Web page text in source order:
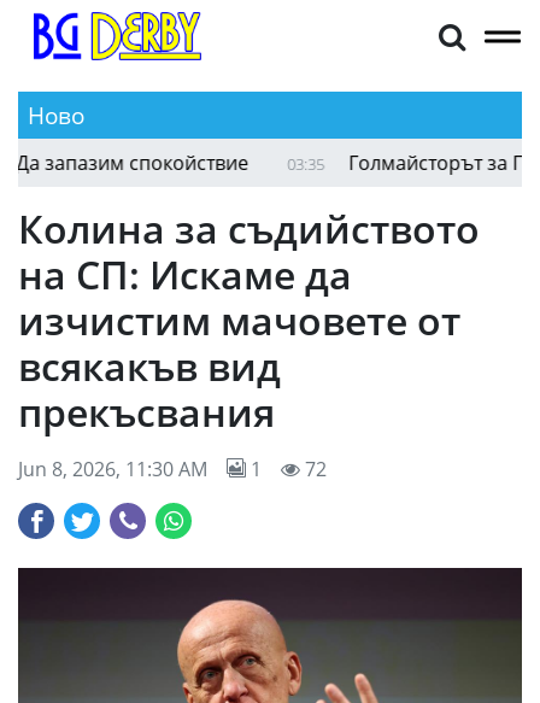
Ново
03:58 Иняки Пеня след равенството с ЦСКА 1948: Да
Колина за съдийството
на СП: Искаме да
изчистим мачовете от
всякакъв вид
прекъсвания
Jun 8, 2026, 11:30 AM 1 72